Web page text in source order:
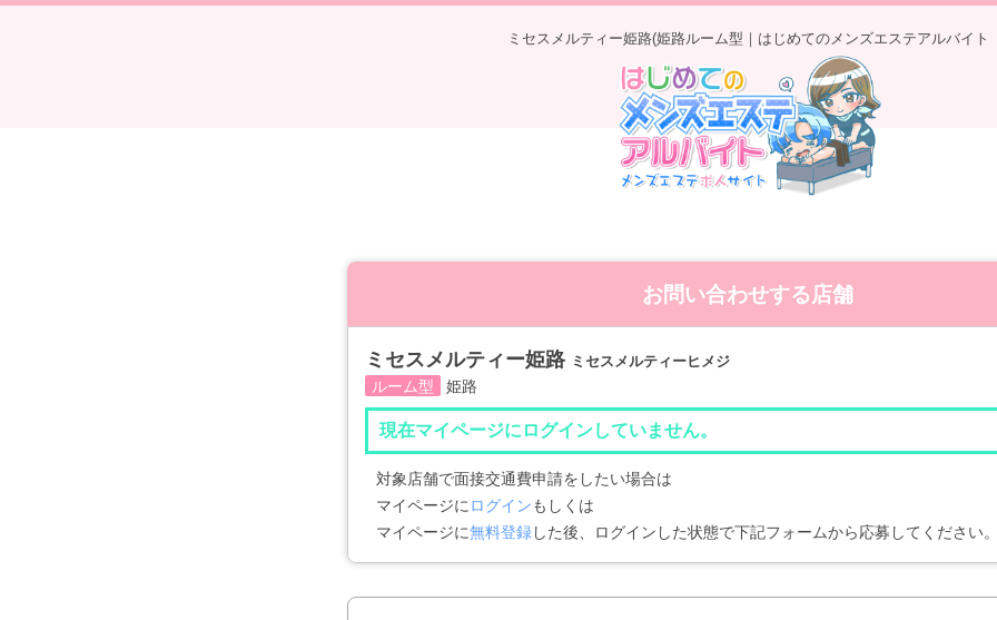
ミセスメルティー姫路(姫路ルーム型｜はじめてのメンズエステアルバイト
お問い合わせする店舗
ミセスメルティー姫路 ミセスメルティーヒメジ
ルーム型 姫路
現在マイページにログインしていません。
対象店舗で面接交通費申請をしたい場合は
マイページに ログインもしくは
マイページに無料登録した後、ログインした状態で下記フォームから応募してください